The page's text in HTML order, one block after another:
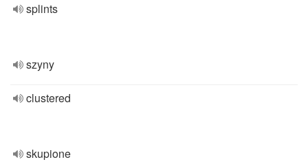
splints
szyny
clustered
skupione